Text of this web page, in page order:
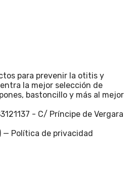
para prevenir la otitis y
la mejor selección de
bastoncillo y más al mejor
- C/ Príncipe de Vergara
— Política de privacidad